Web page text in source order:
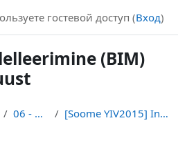
поисковой строки
гостевой доступ (Вход)
(BIM)
06 - Projektipõhine koostöö [Soome YIV2015] Infrarajatiste mudelprojekteerimise üldjuhendid – Infr...